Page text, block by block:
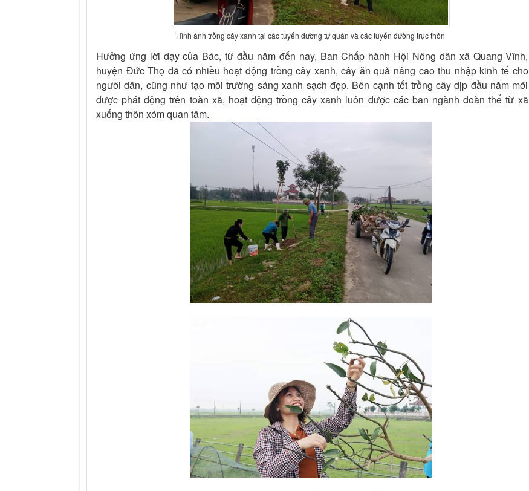
Hình ảnh trồng cây xanh tại các tuyến đường tự quản và các tuyến đường trục thôn
Hưởng ứng lời dạy của Bác, từ đầu năm đến nay, Ban Chấp hành Hội Nông dân xã Quang Vĩnh,
huyện Đức Thọ đã có nhiều hoạt động trồng cây xanh, cây ăn quả nâng cao thu nhập kinh tế cho
người dân, cũng như tạo môi trường sáng xanh sạch đẹp. Bên cạnh tết trồng cây dịp đầu năm mới
được phát động trên toàn xã, hoạt động trồng cây xanh luôn được các ban ngành đoàn thể từ xã
xuống thôn xóm quan tâm.